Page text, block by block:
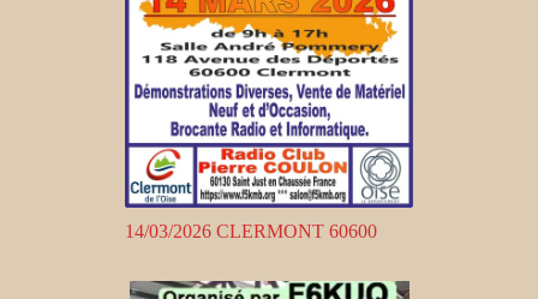
14/03/2026 CLERMONT 60600